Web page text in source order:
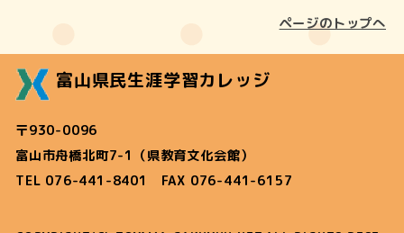
ページのトップへ
富山県民生涯学習カレッジ
〒930-0096
富山市舟橋北町7-1（県教育文化会館）
TEL 076-441-8401 FAX 076-441-6157